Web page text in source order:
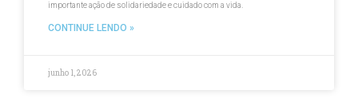
importante ação de solidariedade e cuidado com a vida.
CONTINUE LENDO »
junho 1, 2026